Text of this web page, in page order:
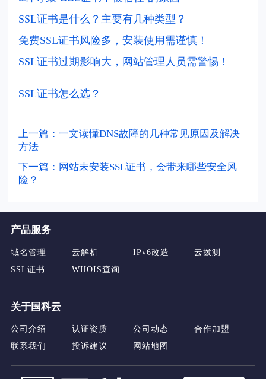
SSL证书是什么？主要有几种类型？
免费SSL证书风险多，安装使用需谨慎！
SSL证书过期影响大，网站管理人员需警惕！
SSL证书怎么选？
上一篇：一文读懂DNS故障的几种常见原因及解决
方法
下一篇：网站未安装SSL证书，会带来哪些安全风
险？
产品服务
域名管理 云解析 IPv6改造
云拨测
SSL证书
WHOIS查询
关于国科云
公司介绍 认证资质 公司动态
合作加盟
联系我们
投诉建议 网站地图